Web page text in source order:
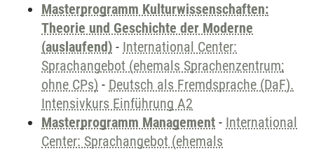
Masterprogramm Kulturwissenschaften:
Theorie und Geschichte der Moderne
(auslaufend) - International Center:
Sprachangebot (ehemals Sprachenzentrum;
ohne CPs) - Deutsch als Fremdsprache (DaF).
Intensivkurs Einführung A2
Masterprogramm Management - International
Center: Sprachangebot (ehemals